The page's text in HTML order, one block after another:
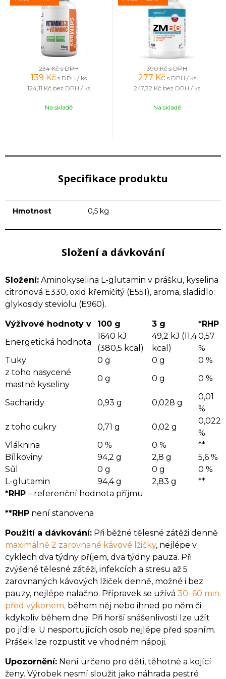
234 Kčs DPH
139 Kč s DPH / ks
124,11 Kč bez DPH / ks
Na skladě
390 Kčs DPH
277 Kč s DPH / ks
247,32 Kč bez DPH / ks
Na skladě
Specifikace produktu
Hmotnost 0,5 kg
Složení a dávkování
Složení: Aminokyselina L-glutamin v prášku, kyselina
citronová E330, oxid křemičitý (E551), aroma, sladidlo:
glykosidy steviolu (E960).
Výživové hodnoty v 100 g 3 g
*RHP
Energetická hodnota
1640 kJ
(380,5 kcal)
49,2 kJ (11,4
kcal)
0,57
%
Tuky
0 g 0 g
0 %
z toho nasycené
mastné kyseliny
0 g 0 g 0 %
Sacharidy 0,93 g 0,028 g
0,01
%
z toho cukry
0,71 g 0,02 g
0,022
%
Vláknina
0 % 0 %
**
Bílkoviny
94,2 g 2,8 g
5,6 %
Sůl
0 g 0 g
0 %
L-glutamin
94,4 g 2,83 g
**
*RHP – referenční hodnota příjmu
**RHP není stanovena
Použití a dávkování: Při běžné tělesné zátěži denně
maximálně 2 zarovnané kávové lžičky, nejlépe v
cyklech dva týdny příjem, dva týdny pauza. Při
zvýšené tělesné zátěži, infekcích a stresu až 5
zarovnaných kávových lžiček denně, možné i bez
pauzy, nejlépe nalačno. Přípravek se užívá 30–60 min.
před výkonem, během něj nebo ihned po něm či
kdykoliv během dne. Při horší snášenlivosti lze užít
po jídle. U nesportujících osob nejlépe před spaním.
Prášek lze rozpustit ve vhodném nápoji.
Upozornění: Není určeno pro děti, těhotné a kojící
ženy. Výrobek nesmí sloužit jako náhrada pestré